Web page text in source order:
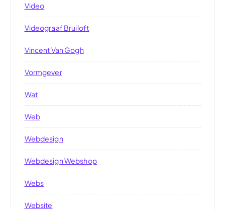
Video
Videograaf Bruiloft
Vincent Van Gogh
Vormgever
Wat
Web
Webdesign
Webdesign Webshop
Webs
Website